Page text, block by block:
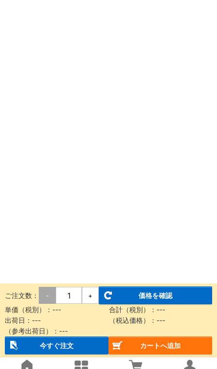
ご注文数： - +
価格を確認
単価（税別）： --- 合計（税別）： ---
出荷日： --- （税込価格）： ---
（参考出荷日）： ---
今すぐ注文
カートへ追加